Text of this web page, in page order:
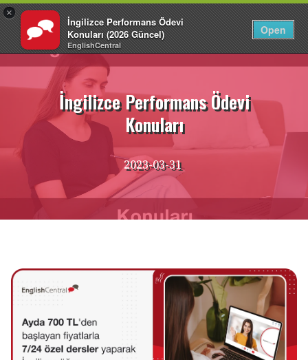
×
İngilizce Performans Ödevi
Konuları (2026 Güncel)
EnglishCentral
Open
Giriş Yap TR
İçeriğe
atla
İngilizce Performans Ödevi
Konuları
2023-03-31